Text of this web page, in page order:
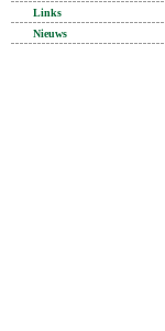
Links
Nieuws